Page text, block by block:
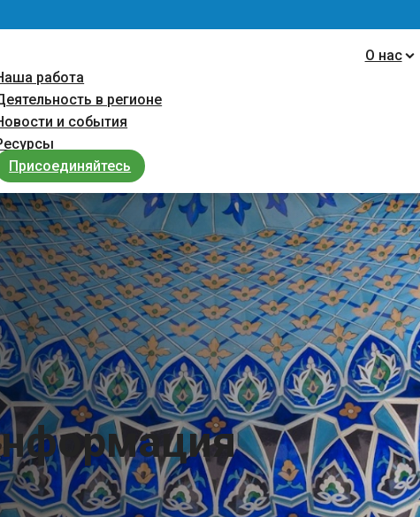
О нас
работа
в регионе
и cобытия
Присоединяйтесь